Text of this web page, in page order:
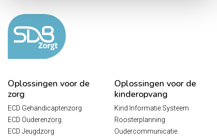
Oplossingen voor de
zorg
ECD Gehandicaptenzorg
ECD Ouderenzorg
ECD Jeugdzorg
Oplossingen voor de
kinderopvang
Kind Informatie Systeem
Roosterplanning
Oudercommunicatie